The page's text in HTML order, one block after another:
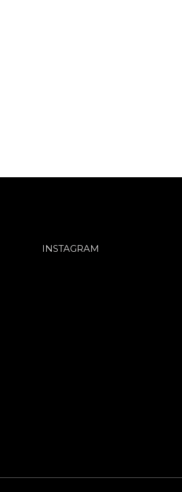
INSTAGRAM